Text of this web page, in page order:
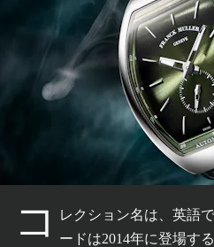
コ
レクション名は、英語
ードは2014年に登場す